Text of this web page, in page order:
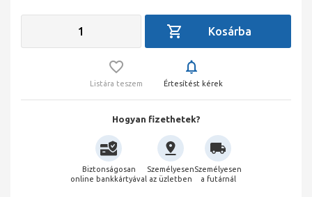
Listára teszem Értesítést kérek
Hogyan fizethetek?
Biztonságosan
online bankkártyával
Személyesen
az üzletben
Személyesen
a futárnál